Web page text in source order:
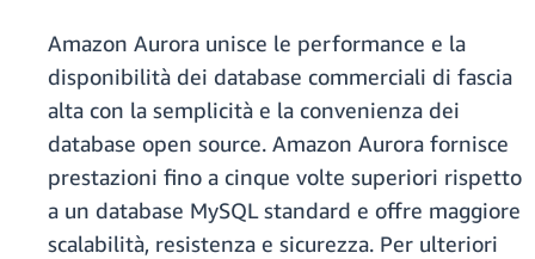
Amazon Aurora unisce le performance e la
disponibilità dei database commerciali di fascia
alta con la semplicità e la convenienza dei
database open source. Amazon Aurora fornisce
prestazioni fino a cinque volte superiori rispetto
a un database MySQL standard e offre maggiore
scalabilità, resistenza e sicurezza. Per ulteriori